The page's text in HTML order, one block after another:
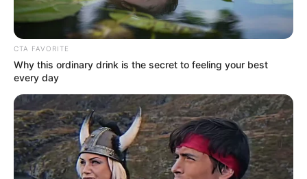
CTA FAVORITE
Why this ordinary drink is the secret to feeling your best
every day